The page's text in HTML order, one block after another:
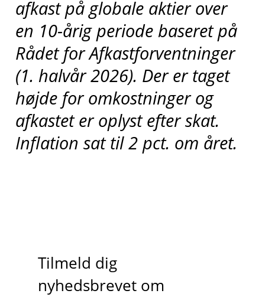
afkast på globale aktier over
en 10-årig periode baseret på
Rådet for Afkastforventninger
(1. halvår 2026). Der er taget
højde for omkostninger og
afkastet er oplyst efter skat.
Inflation sat til 2 pct. om året.
Tilmeld dig
nyhedsbrevet om